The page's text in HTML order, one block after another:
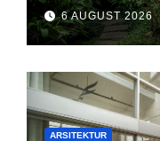
Harmonis
dan Alam
6 AUGUST 2026
ARSITEKTUR